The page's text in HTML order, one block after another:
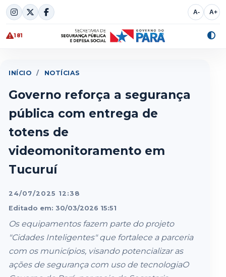
Skip
to
content
A- A+
181
INÍCIO / NOTÍCIAS
Governo reforça a segurança
pública com entrega de
totens de
videomonitoramento em
Tucuruí
24/07/2025 12:38
Editado em: 30/03/2026 15:51
Os equipamentos fazem parte do projeto
"Cidades Inteligentes" que fortalece a parceria
com os municípios, visando potencializar as
ações de segurança com uso de tecnologiaO